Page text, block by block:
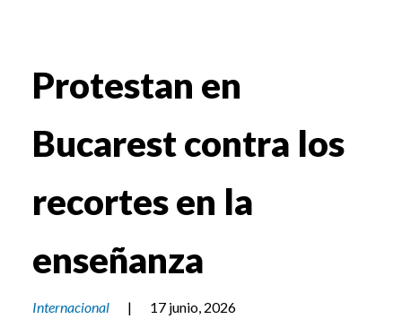
Protestan en
Bucarest contra los
recortes en la
enseñanza
Internacional |
17 junio, 2026